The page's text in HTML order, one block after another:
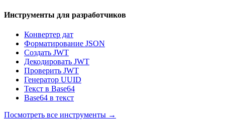
Инструменты для разработчиков
Конвертер дат
Форматирование JSON
Создать JWT
Декодировать JWT
Проверить JWT
Генератор UUID
Текст в Base64
Base64 в текст
Посмотреть все инструменты →